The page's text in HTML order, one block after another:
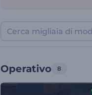
Operativo 8